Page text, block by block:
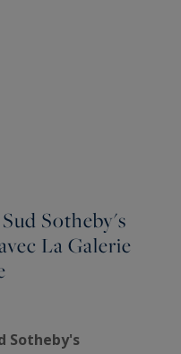
Sotheby's
La Galerie
Sotheby's